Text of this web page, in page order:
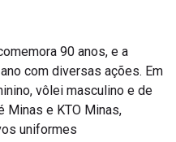
90 anos, e a
com diversas ações. Em
vôlei masculino e de
Minas e KTO Minas,
uniformes